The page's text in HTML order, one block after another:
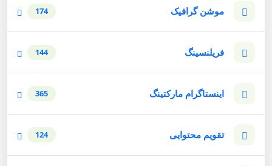
موشن گرافیک 174
فریلنسینگ 144
اینستاگرام مارکتینگ 365
تقویم محتوایی 124